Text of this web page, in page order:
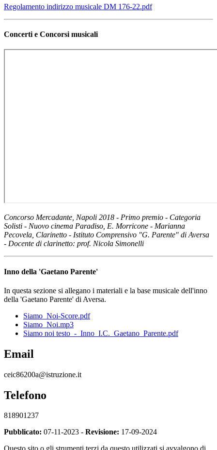
Regolamento indirizzo musicale DM 176-22.pdf
Concerti e Concorsi musicali
Concorso Mercadante, Napoli 2018 - Primo premio - Categoria
Solisti - Nuovo cinema Paradiso, E. Morricone - Marianna
Pecovela, Clarinetto - Istituto Comprensivo "G. Parente" di Aversa
- Docente di clarinetto: prof. Nicola Simonelli
Inno della 'Gaetano Parente'
In questa sezione si allegano i materiali e la base musicale dell'inno
della 'Gaetano Parente' di Aversa.
Siamo_Noi-Score.pdf
Siamo_Noi.mp3
Siamo noi testo_-_Inno_I.C._Gaetano_Parente.pdf
Email
ceic86200a@istruzione.it
Telefono
818901237
Pubblicato: 07-11-2023 - Revisione: 17-09-2024